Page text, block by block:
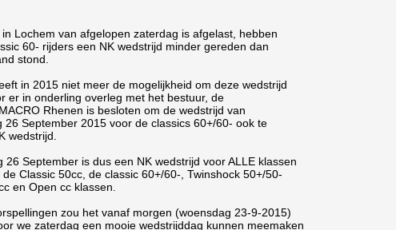
Lochem van afgelopen zaterdag is afgelast, hebben
60- rijders een NK wedstrijd minder gereden dan
stond.
in 2015 niet meer de mogelijkheid om deze wedstrijd
er in onderling overleg met het bestuur, de
Rhenen is besloten om de wedstrijd van
26 September 2015 voor de classics 60+/60- ook te
wedstrijd.
26 September is dus een NK wedstrijd voor ALLE klassen
Classic 50cc, de classic 60+/60-, Twinshock 50+/50-
en Open cc klassen.
zou het vanaf morgen (woensdag 23-9-2015)
we zaterdag een mooie wedstrijddag kunnen meemaken